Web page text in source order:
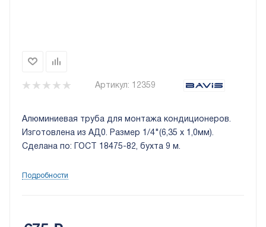
Артикул: 12359
Алюминиевая труба для монтажа кондиционеров.
Изготовлена из АД0. Размер 1/4"(6,35 х 1,0мм).
Сделана по: ГОСТ 18475-82, бухта 9 м.
Подробности